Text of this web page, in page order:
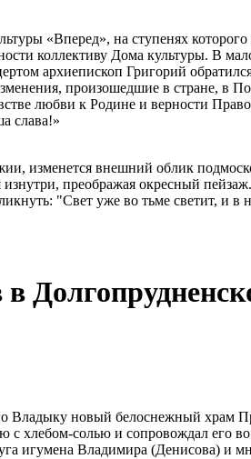
«Вперед», на ступенях
коллективу Дома культуры. В
архиепископ Григорий
произошедшие в стране, в
любви к Родине и верности
слава!»
изменется внешний облик
изнутри, преображая окресный
"Свет уже во тьме светит, и
новый белоснежный храм
хлебом-солью и сопровождал его
игумена Владимира (Денисова) и